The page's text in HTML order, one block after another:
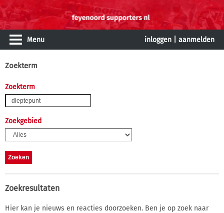
Menu inloggen aanmelden
Zoekterm
Zoekterm
Zoekgebied
Zoekresultaten
Hier kan je nieuws en reacties doorzoeken. Ben je op zoek naar